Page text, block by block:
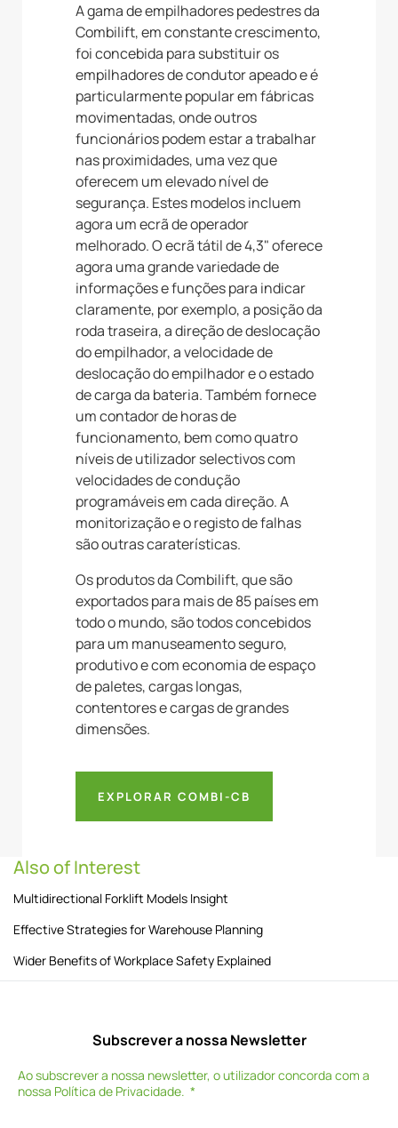
A gama de empilhadores pedestres da
Combilift, em constante crescimento,
foi concebida para substituir os
empilhadores de condutor apeado e é
particularmente popular em fábricas
movimentadas, onde outros
funcionários podem estar a trabalhar
nas proximidades, uma vez que
oferecem um elevado nível de
segurança. Estes modelos incluem
agora um ecrã de operador
melhorado. O ecrã tátil de 4,3" oferece
agora uma grande variedade de
informações e funções para indicar
claramente, por exemplo, a posição da
roda traseira, a direção de deslocação
do empilhador, a velocidade de
deslocação do empilhador e o estado
de carga da bateria. Também fornece
um contador de horas de
funcionamento, bem como quatro
níveis de utilizador selectivos com
velocidades de condução
programáveis em cada direção. A
monitorização e o registo de falhas
são outras caraterísticas.
Os produtos da Combilift, que são
exportados para mais de 85 países em
todo o mundo, são todos concebidos
para um manuseamento seguro,
produtivo e com economia de espaço
de paletes, cargas longas,
contentores e cargas de grandes
dimensões.
EXPLORAR COMBI-CB
Also of Interest
Multidirectional Forklift Models Insight
Effective Strategies for Warehouse Planning
Wider Benefits of Workplace Safety Explained
Subscrever a nossa Newsletter
Ao subscrever a nossa newsletter, o utilizador concorda com a
nossa Política de Privacidade.